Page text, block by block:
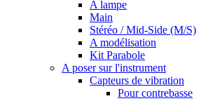
A lampe
Main
Stéréo / Mid-Side (M/S)
A modélisation
Kit Parabole
A poser sur l'instrument
Capteurs de vibration
Pour contrebasse